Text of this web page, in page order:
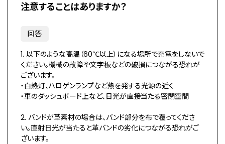
注意することはありますか？
回答
1. 以下のような高温（60℃以上）になる場所で充電をしないで
ください。機械の故障や文字板などの破損につながる恐れが
ございます。
・白熱灯、ハロゲンランプなど熱を発する光源の近く
・車のダッシュボード上など、日光が直接当たる密閉空間
2. バンドが革素材の場合は、バンド部分を布で覆ってくださ
い。直射日光が当たると革バンドの劣化につながる恐れがご
ざいます。